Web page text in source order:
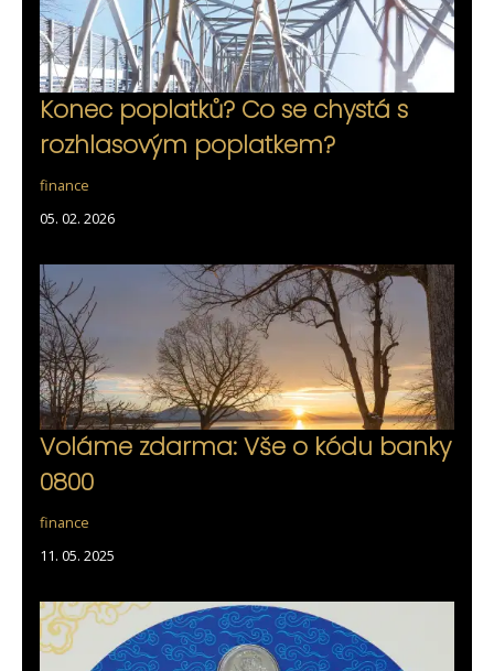
Konec poplatků? Co se chystá s
rozhlasovým poplatkem?
finance
05. 02. 2026
Voláme zdarma: Vše o kódu banky
0800
finance
11. 05. 2025